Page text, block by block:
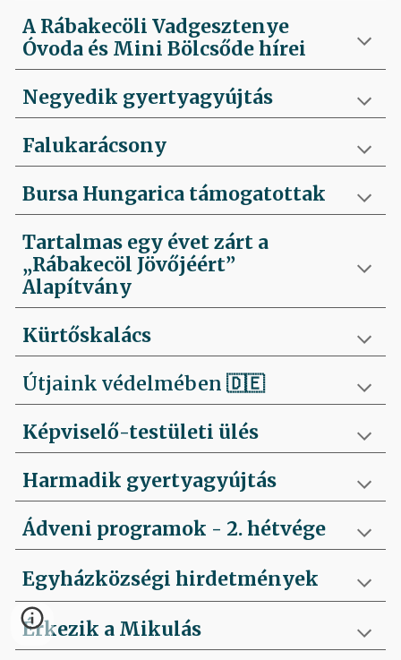
A Rábakecöli Vadgesztenye
Óvoda és Mini Bölcsőde hírei
Negyedik gyertyagyújtás
Falukarácsony
Bursa Hungarica támogatottak
Tartalmas egy évet zárt a
„Rábakecöl Jövőjéért”
Alapítvány
Kürtőskalács
Útjaink védelmében🇩🇪
Képviselő-testületi ülés
Harmadik gyertyagyújtás
Ádveni programok - 2. hétvége
Egyházközségi hirdetmények
Érkezik a Mikulás